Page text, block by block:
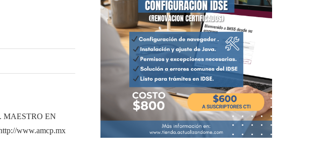
MAESTRO EN
www.amcp.mx